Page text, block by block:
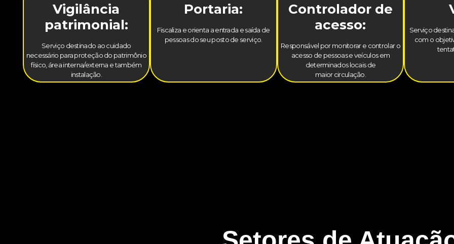
Vigilância
patrimonial:
Serviço destinado ao cuidado
necessário para proteção do patrimônio
físico, área interna/externa e também
instalação.
Portaria:
Fiscaliza e orienta a entrada e saída de
pessoas do seu posto de serviço.
Controlador de
acesso:
Responsável por monitorar e controlar o
acesso de pessoas e veículos em
determinados locais de
maior circulação.
Serviço
com o